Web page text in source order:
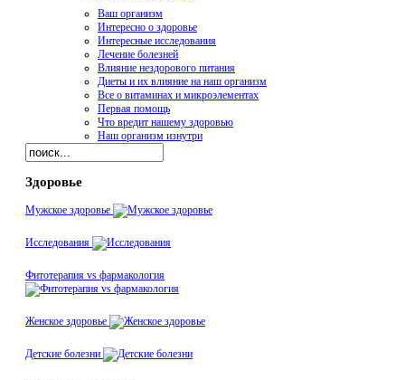
Ваш организм
Интересно о здоровье
Интересные исследования
Лечение болезней
Влияние нездорового питания
Диеты и их влияние на наш организм
Все о витаминах и микроэлементах
Первая помощь
Что вредит нашему здоровью
Наш организм изнутри
Здоровье
Мужское здоровье
Исследования
Фитотерапия vs фармакология
Женское здоровье
Детские болезни